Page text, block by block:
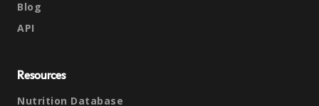
Blog
API
Resources
Nutrition Database